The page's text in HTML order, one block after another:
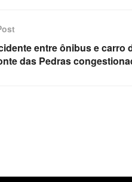
entre ônibus e carro
das Pedras